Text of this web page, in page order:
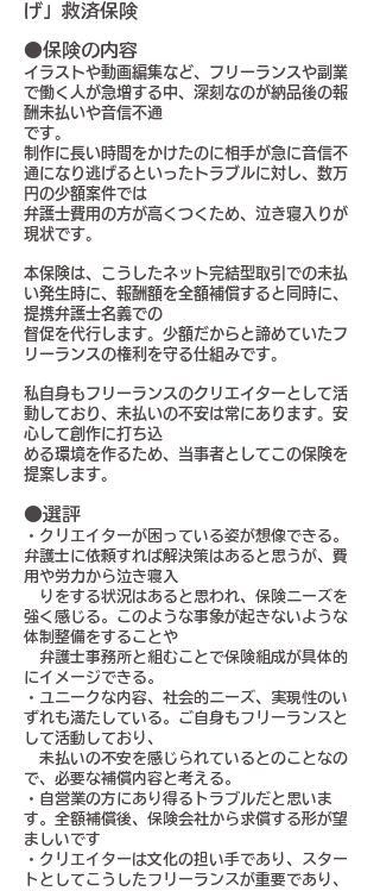
げ」救済保険
●保険の内容
イラストや動画編集など、フリーランスや副業
で働く人が急増する中、深刻なのが納品後の報
酬未払いや音信不通
です。
制作に長い時間をかけたのに相手が急に音信不
通になり逃げるといったトラブルに対し、数万
円の少額案件では
弁護士費用の方が高くつくため、泣き寝入りが
現状です。
本保険は、こうしたネット完結型取引での未払
い発生時に、報酬額を全額補償すると同時に、
提携弁護士名義での
督促を代行します。少額だからと諦めていたフ
リーランスの権利を守る仕組みです。
私自身もフリーランスのクリエイターとして活
動しており、未払いの不安は常にあります。安
心して創作に打ち込
める環境を作るため、当事者としてこの保険を
提案します。
●選評
・クリエイターが困っている姿が想像できる。
弁護士に依頼すれば解決策はあると思うが、費
用や労力から泣き寝入
りをする状況はあると思われ、保険ニーズを
強く感じる。このような事象が起きないような
体制整備をすることや
弁護士事務所と組むことで保険組成が具体的
にイメージできる。
・ユニークな内容、社会的ニーズ、実現性のい
ずれも満たしている。ご自身もフリーランスと
して活動しており、
未払いの不安を感じられているとのことなの
で、必要な補償内容と考える。
・自営業の方にあり得るトラブルだと思いま
す。全額補償後、保険会社から求償する形が望
ましいです
・クリエイターは文化の担い手であり、スター
トとしてこうしたフリーランスが重要であり、